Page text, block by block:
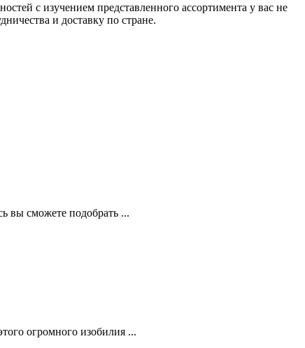
с изучением представленного ассортимента у вас не
и доставку по стране.
вы сможете подобрать ...
огромного изобилия ...